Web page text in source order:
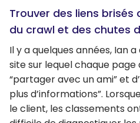
Trouver des liens
du crawl et des chutes
Il y a quelques années, Ian
site sur lequel chaque page
“partager avec un ami” et
plus d’informations”.
le client, les classements